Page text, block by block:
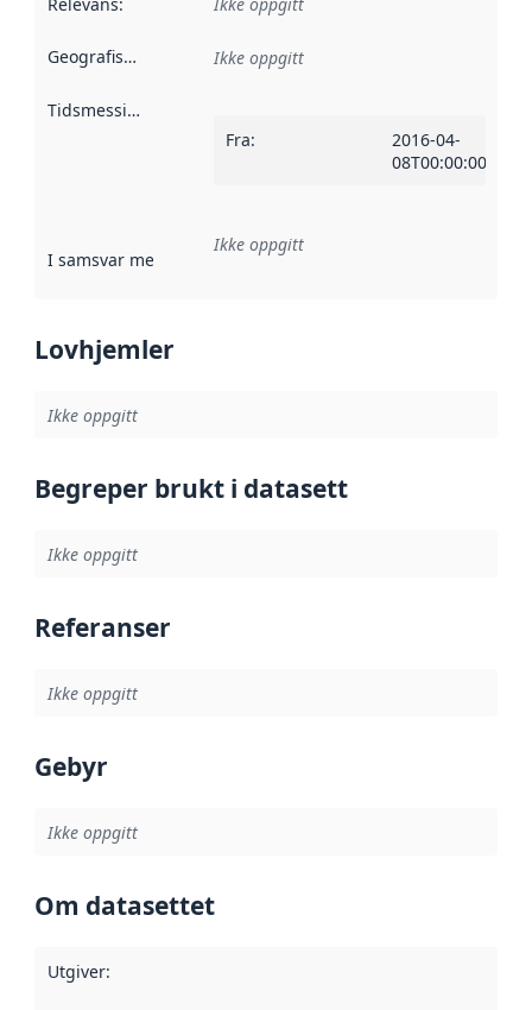
Geografisk avgrensning :
Ikke oppgitt
Tidsmessig avgrensning
Fra:
2016-04-
08T00:00:00Z
I samsvar med Referanse til en implementasjonsregel
Ikke oppgitt
Lovhjemler
Ikke oppgitt
Begreper brukt i datasett
Ikke oppgitt
Referanser
Ikke oppgitt
Gebyr
Ikke oppgitt
Om datasettet
Utgiver: